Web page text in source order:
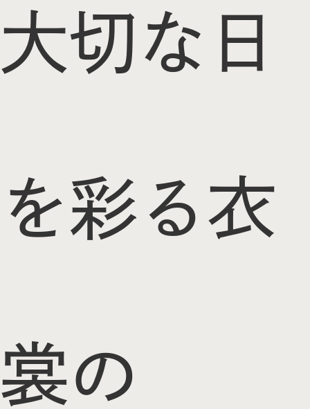
大切な日
を彩る衣
裳の